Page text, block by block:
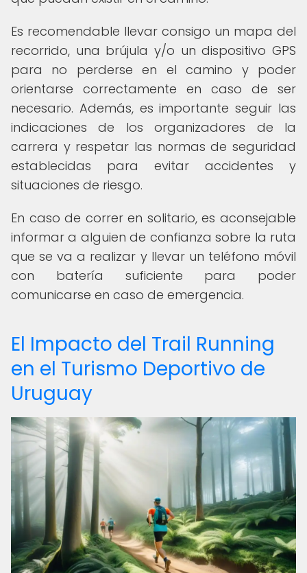
Es recomendable llevar consigo un mapa del
recorrido, una brújula y/o un dispositivo GPS
para no perderse en el camino y poder
orientarse correctamente en caso de ser
necesario. Además, es importante seguir las
indicaciones de los organizadores de la
carrera y respetar las normas de seguridad
establecidas para evitar accidentes y
situaciones de riesgo.
En caso de correr en solitario, es aconsejable
informar a alguien de confianza sobre la ruta
que se va a realizar y llevar un teléfono móvil
con batería suficiente para poder
comunicarse en caso de emergencia.
El Impacto del Trail Running
en el Turismo Deportivo de
Uruguay